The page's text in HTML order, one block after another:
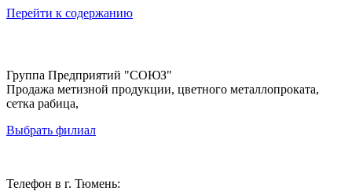
Перейти к содержанию
Группа Предприятий "СОЮЗ"
Продажа метизной продукции, цветного металлопроката,
сетка рабица,
Выбрать филиал
Телефон в г. Тюмень: